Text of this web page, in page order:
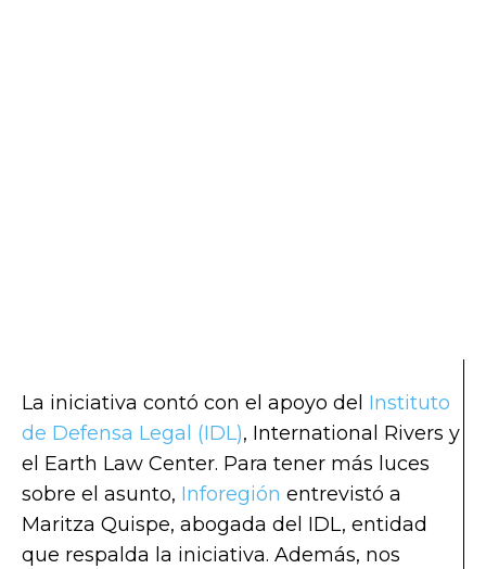
La iniciativa contó con el apoyo del Instituto
de Defensa Legal (IDL), International Rivers y
el Earth Law Center. Para tener más luces
sobre el asunto, Inforegión entrevistó a
Maritza Quispe, abogada del IDL, entidad
que respalda la iniciativa. Además, nos